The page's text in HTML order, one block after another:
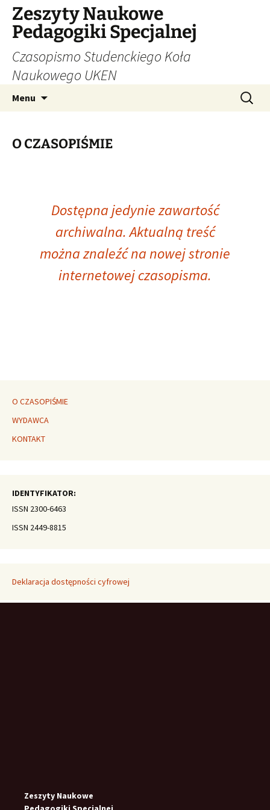
Zeszyty Naukowe
Pedagogiki Specjalnej
Czasopismo Studenckiego Koła
Naukowego UKEN
Menu Szukaj:
O CZASOPIŚMIE
Dostępna jedynie zawartość
archiwalna. Aktualną treść
można znaleźć na nowej stronie
internetowej czasopisma.
O CZASOPIŚMIE
WYDAWCA
KONTAKT
IDENTYFIKATOR:
ISSN 2300-6463
ISSN 2449-8815
Deklaracja dostępności cyfrowej
Zeszyty Naukowe